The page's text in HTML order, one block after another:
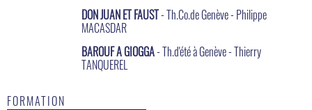
DON JUAN ET FAUST- Th.Co.de Genève - Philippe
MACASDAR
BAROUF A GIOGGA- Th.d'été à Genève - Thierry
TANQUEREL
FORMATION